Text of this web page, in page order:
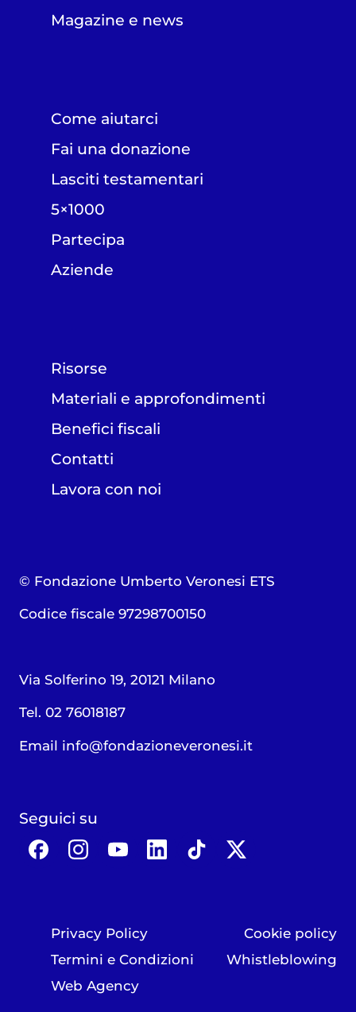
Magazine e news
Come aiutarci
Fai una donazione
Lasciti testamentari
5×1000
Partecipa
Aziende
Risorse
Materiali e approfondimenti
Benefici fiscali
Contatti
Lavora con noi
© Fondazione Umberto Veronesi ETS
Codice fiscale 97298700150
Via Solferino 19, 20121 Milano
Tel. 02 76018187
Email info@fondazioneveronesi.it
Seguici su
Privacy Policy
Cookie policy
Termini e Condizioni
Whistleblowing
Web Agency